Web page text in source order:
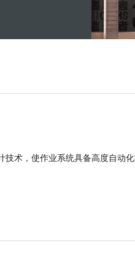
术，使作业系统具备高度自动化